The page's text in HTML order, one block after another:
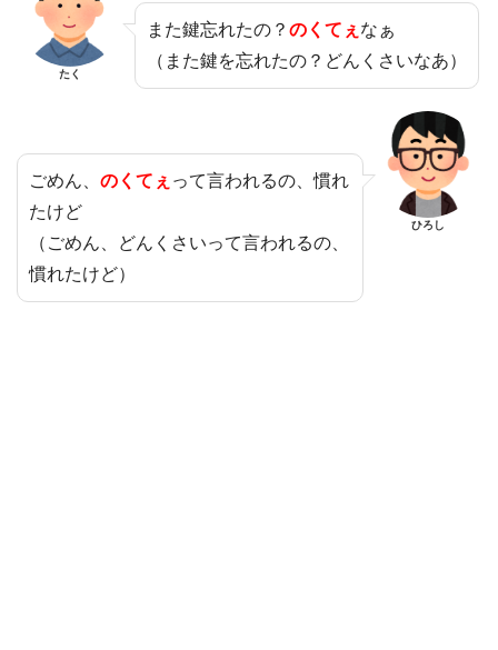
たく
また鍵忘れたの？ のくてぇ なぁ
（また鍵を忘れたの？どんくさいなあ）
ごめん、 のくてぇ って言われるの、慣れ
たけど
（ごめん、どんくさいって言われるの、
慣れたけど）
ひろし